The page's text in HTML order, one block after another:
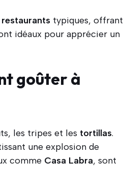
restaurants typiques, offrant
idéaux pour apprécier un
goûter à
les tripes et les tortillas.
une explosion de
comme Casa Labra, sont